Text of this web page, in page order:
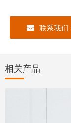
联系我们
相关产品